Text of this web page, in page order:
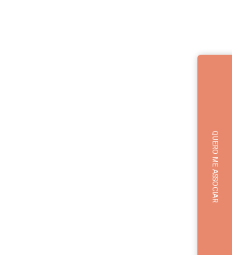
QUERO ME ASSOCIAR